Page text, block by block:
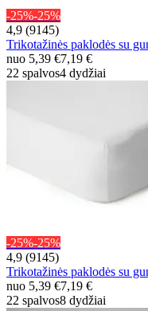
-25%-25%
4,9 (9145)
Trikotažinės paklodės su
nuo 5,39 €7,19 €
22 spalvos4 dydžiai
-25%-25%
4,9 (9145)
Trikotažinės paklodės su
nuo 5,39 €7,19 €
22 spalvos8 dydžiai